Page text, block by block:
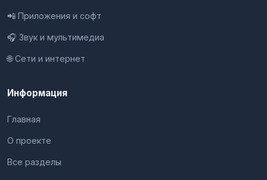
📲 Приложения и софт
🎧 Звук и мультимедиа
🌐 Сети и интернет
Информация
Главная
О проекте
Все разделы